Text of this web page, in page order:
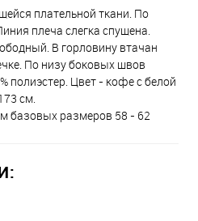
плательной ткани. По
плеча слегка спущена.
В горловину втачан
По низу боковых швов
полиэстер. Цвет - кофе с белой
см.
базовых размеров 58 - 62